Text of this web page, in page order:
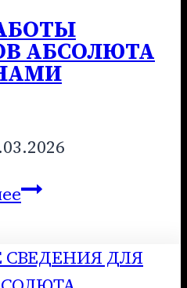
АБСОЛЮТА
СХЕМА
УЧЕНИКОВ
АБСОЛЮТА